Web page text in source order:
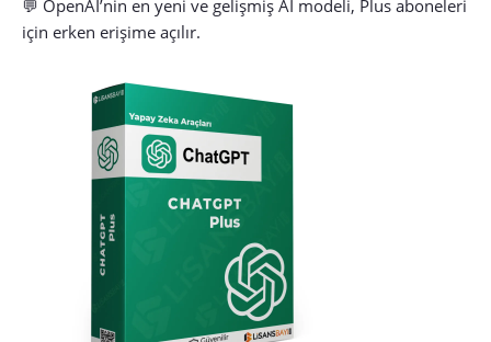
💬 OpenAI’nin en yeni ve gelişmiş AI modeli, Plus aboneleri
için erken erişime açılır.